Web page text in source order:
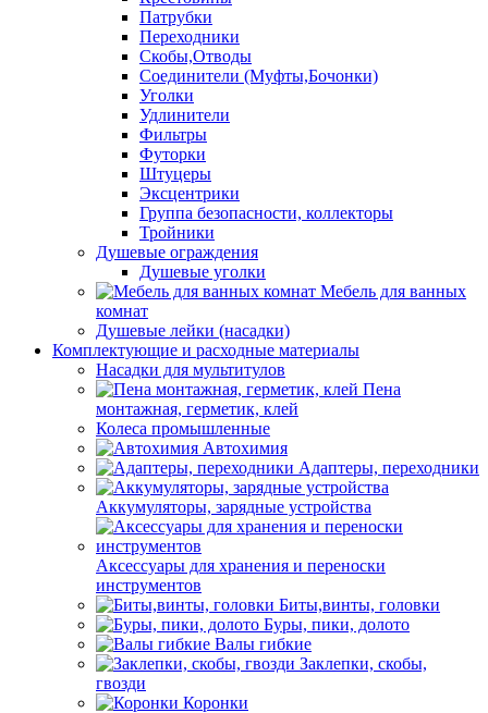
Патрубки
Переходники
Скобы,Отводы
Соединители (Муфты,Бочонки)
Уголки
Удлинители
Фильтры
Футорки
Штуцеры
Эксцентрики
Группа безопасности, коллекторы
Тройники
Душевые ограждения
Душевые уголки
Мебель для ванных
комнат
Душевые лейки (насадки)
Комплектующие и расходные материалы
Насадки для мультитулов
Пена
монтажная, герметик, клей
Колеса промышленные
Автохимия
Адаптеры, переходники
Аккумуляторы, зарядные устройства
Аксессуары для хранения и переноски
инструментов
Биты,винты, головки
Буры, пики, долото
Валы гибкие
Заклепки, скобы,
гвозди
Коронки